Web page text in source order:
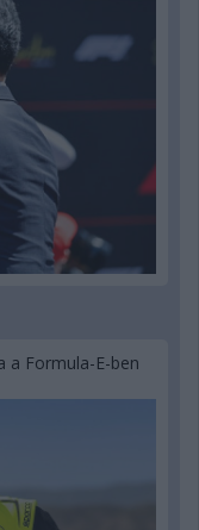
a Formula-E-ben